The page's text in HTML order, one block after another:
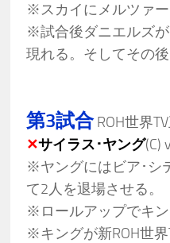
※スカイにメルツァ
※試合後ダニエルズ
現れる。そしてその
第3試合ROH世界
✕サイラス･ヤング(C)
※ヤングにはビア･シ
て2人を退場させる。
※ロールアップでキン
※キングが新ROH世界